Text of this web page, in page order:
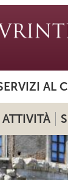
AL
ATTIVITÀ